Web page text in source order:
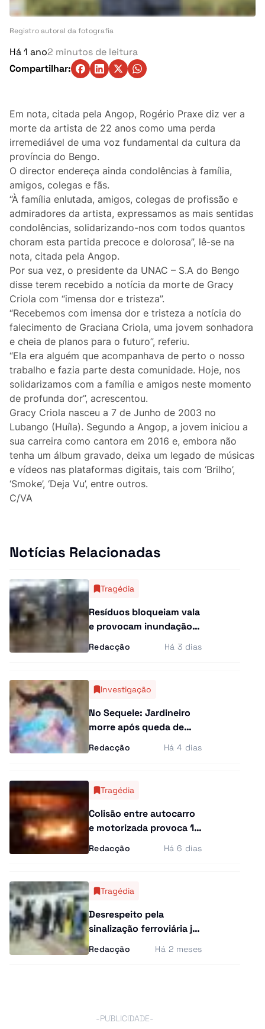
Denúncia
Matérias-Primas
Indústria
Auto
Agricultura
Vozes Pontuais
Lifestyle
Casa
Fama
Figuras
Orgulho ou Vergonha?
Vox Populi
Reportagem
Ensino Superior
Redes Sociais
Curiosidades
Ensino Superior
Gastronomia
Multimídia
Registro autoral da fotografia
Há 1 ano2 minutos de leitura
Compartilhar:
Em nota, citada pela Angop, Rogério Praxe diz ver a
morte da artista de 22 anos como uma perda
irremediável de uma voz fundamental da cultura da
província do Bengo.
O director endereça ainda condolências à família,
amigos, colegas e fãs.
“À família enlutada, amigos, colegas de profissão e
admiradores da artista, expressamos as mais sentidas
condolências, solidarizando-nos com todos quantos
choram esta partida precoce e dolorosa”, lê-se na
nota, citada pela Angop.
Por sua vez, o presidente da UNAC – S.A do Bengo
disse terem recebido a notícia da morte de Gracy
Criola com “imensa dor e tristeza”.
“Recebemos com imensa dor e tristeza a notícia do
falecimento de Graciana Criola, uma jovem sonhadora
e cheia de planos para o futuro”, referiu.
“Ela era alguém que acompanhava de perto o nosso
trabalho e fazia parte desta comunidade. Hoje, nos
solidarizamos com a família e amigos neste momento
de profunda dor”, acrescentou.
Gracy Criola nasceu a 7 de Junho de 2003 no
Lubango (Huíla). Segundo a Angop, a jovem iniciou a
sua carreira como cantora em 2016 e, embora não
tenha um álbum gravado, deixa um legado de músicas
e vídeos nas plataformas digitais, tais com ‘Brilho’,
‘Smoke’, ‘Deja Vu’, entre outros.
C/VA
Notícias Relacionadas
Tragédia
Resíduos bloqueiam vala
e provocam inundação
que desalojou mais de
100 pessoas
Redacção Há 3 dias
Investigação
No Sequele: Jardineiro
morre após queda de
Família suspeita de crime
suicídio
Redacção Há 4 dias
Tragédia
Colisão entre autocarro
e motorizada provoca 11
Cuanza Sul
Redacção Há 6 dias
Tragédia
Desrespeito pela
sinalização ferroviária já
matou cinco pessoas
este ano país
Redacção Há 2 meses
-PUBLICIDADE-